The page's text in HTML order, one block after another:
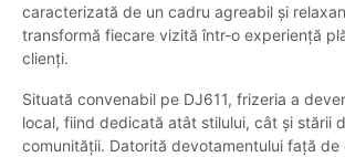
caracterizată de un cadru agreabil și
transformă fiecare vizită într-o experiență
clienți.
Situată convenabil pe DJ611, frizeria a
local, fiind dedicată atât stilului, cât și stării
comunității. Datorită devotamentului față de